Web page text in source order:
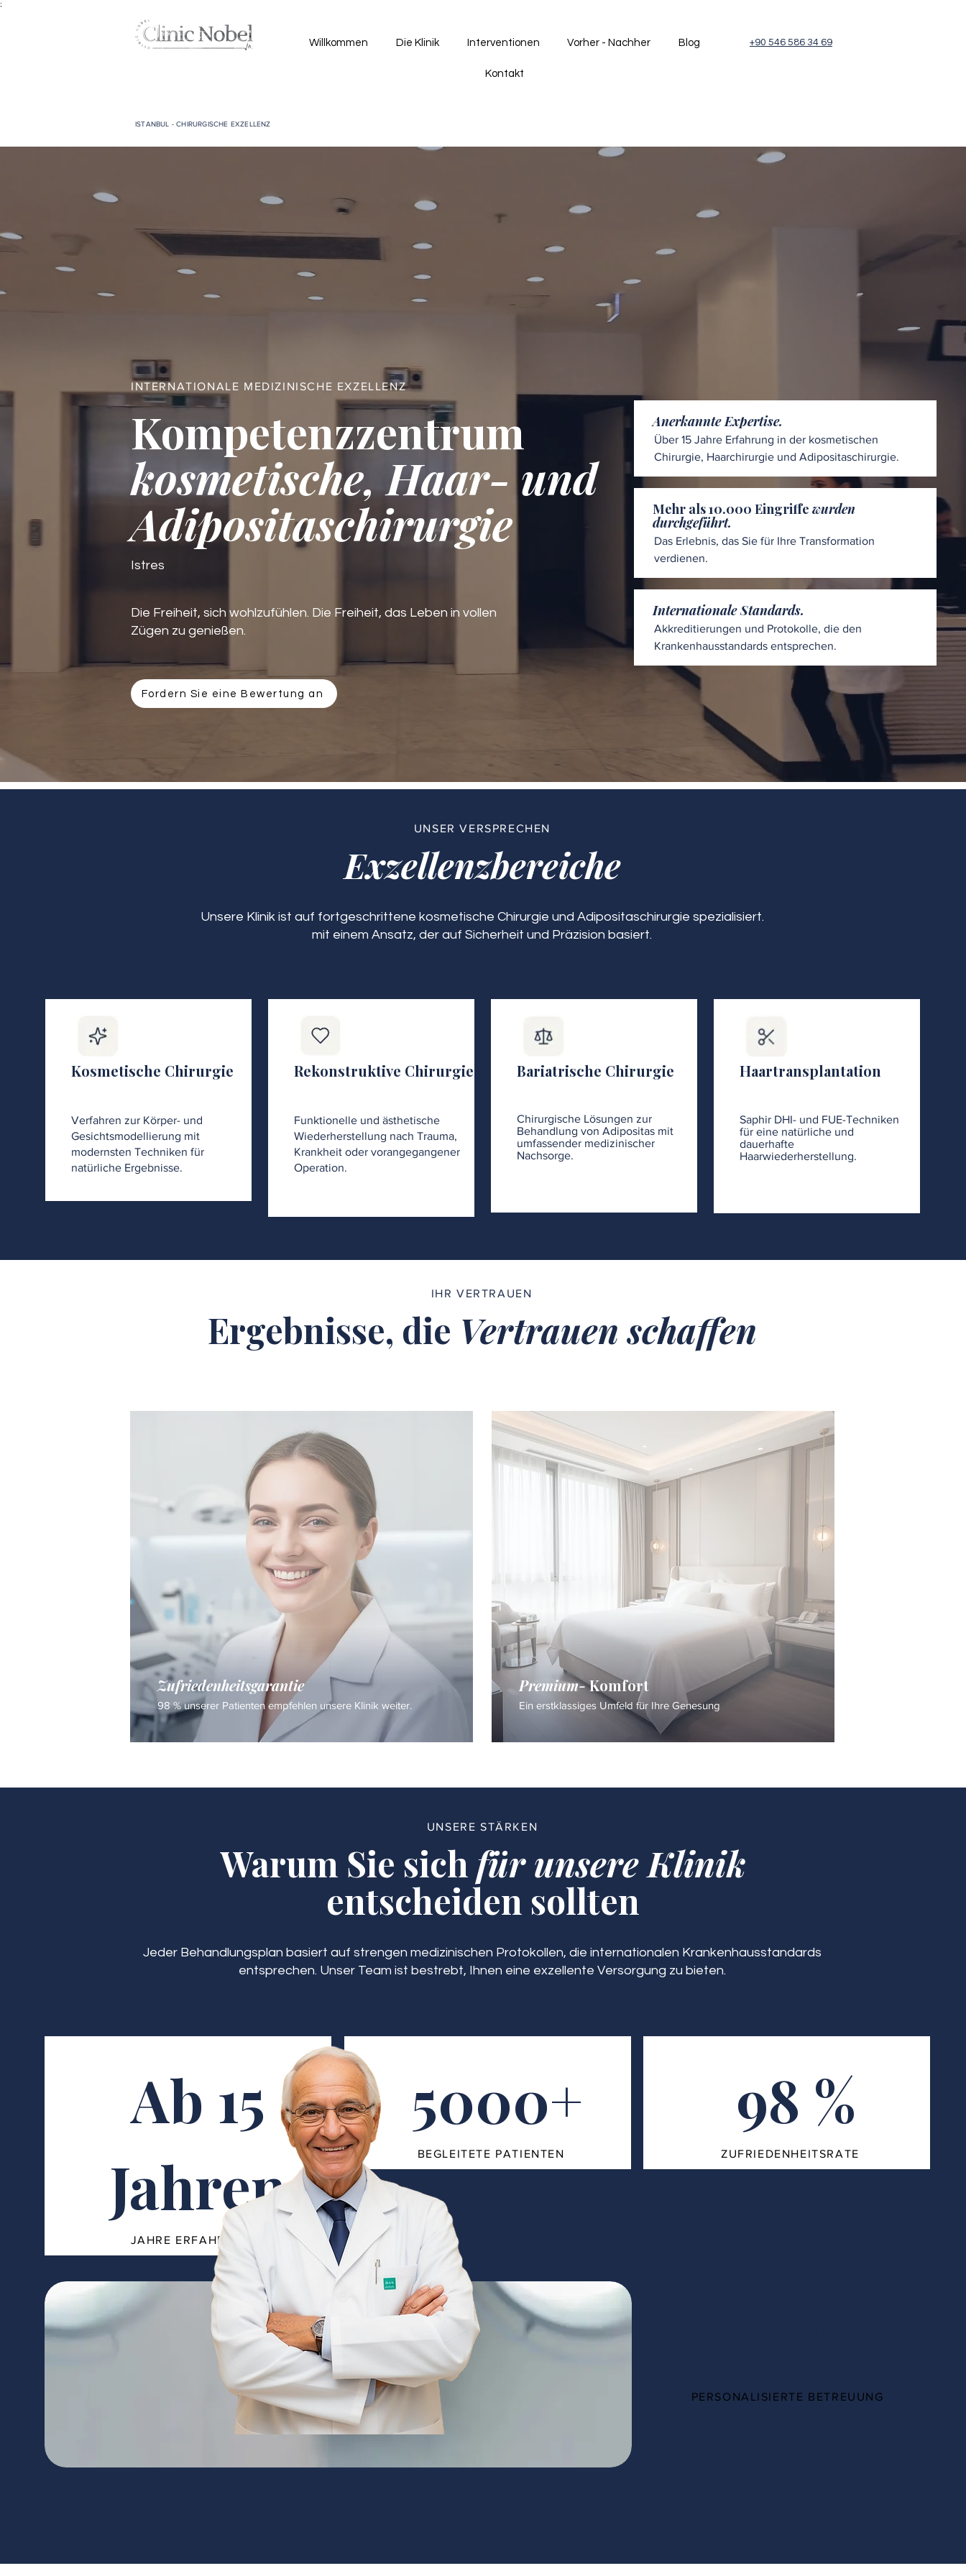
;
Willkommen Die Klinik Interventionen Vorher - Nachher Blog
Kontakt
ISTANBUL - CHIRURGISCHE EXZELLENZ
+90 546 586 34 69
INTERNATIONALE MEDIZINISCHE EXZELLENZ
Kompetenzzentrum
kosmetische, Haar- und
Adipositaschirurgie
Istres
Die Freiheit, sich wohlzufühlen. Die Freiheit, das Leben in vollen
Zügen zu genießen.
Anerkannte Expertise.
Über 15 Jahre Erfahrung in der kosmetischen
Chirurgie, Haarchirurgie und Adipositaschirurgie.
Mehr als 10.000 Eingriffe wurden
durchgeführt.
Das Erlebnis, das Sie für Ihre Transformation
verdienen.
Internationale Standards.
Akkreditierungen und Protokolle, die den
Krankenhausstandards entsprechen.
Fordern Sie eine Bewertung an
UNSER VERSPRECHEN
Exzellenzbereiche
Unsere Klinik ist auf fortgeschrittene kosmetische Chirurgie und Adipositaschirurgie spezialisiert.
mit einem Ansatz, der auf Sicherheit und Präzision basiert.
Kosmetische Chirurgie
Verfahren zur Körper- und
Gesichtsmodellierung mit
modernsten Techniken für
natürliche Ergebnisse.
Rekonstruktive Chirurgie
Funktionelle und ästhetische
Wiederherstellung nach Trauma,
Krankheit oder vorangegangener
Operation.
Bariatrische Chirurgie
Chirurgische Lösungen zur
Behandlung von Adipositas mit
umfassender medizinischer
Nachsorge.
Haartransplantation
Saphir DHI- und FUE-Techniken
für eine natürliche und
dauerhafte
Haarwiederherstellung.
IHR VERTRAUEN
Ergebnisse, die Vertrauen schaffen
Zufriedenheitsgarantie
98 % unserer Patienten empfehlen unsere Klinik weiter.
Premium-Komfort
Ein erstklassiges Umfeld für Ihre Genesung
UNSERE STÄRKEN
Warum Sie sich für unsere Klinik
entscheiden sollten
Jeder Behandlungsplan basiert auf strengen medizinischen Protokollen, die internationalen Krankenhausstandards
entsprechen. Unser Team ist bestrebt, Ihnen eine exzellente Versorgung zu bieten.
Ab 15
Jahren
JAHRE ERFAHRUNG
5000+
BEGLEITETE PATIENTEN
98 %
ZUFRIEDENHEITSRATE
PERSONALISIERTE BETREUUNG